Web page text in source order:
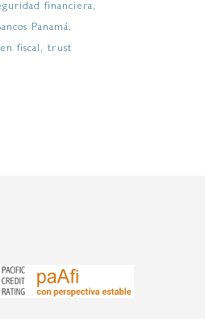
financiera
Panamá
fiscal
trust